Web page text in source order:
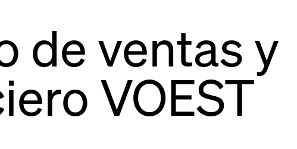
de ventas y
VOEST